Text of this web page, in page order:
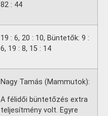
82 : 44
19 : 6, 20 : 10, Büntetők: 9 :
6, 19 : 8, 15 : 14
Nagy Tamás (Mammutok):
A félidői büntetőzés extra
teljesítmény volt. Egyre